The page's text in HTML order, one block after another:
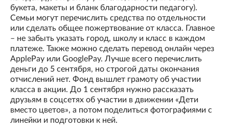
букета, макеты и бланк благодарности педагогу).
Семьи могут перечислить средства по отдельности
или сделать общее пожертвование от класса. Главное
– не забыть указать город, школу и класс в каждом
платеже. Также можно сделать перевод онлайн через
ApplePay или GooglePay. Лучше всего перечислить
деньги до 5 сентября, но строгой даты окончания
отчислений нет. Фонд вышлет грамоту об участии
класса в акции. До 1 сентября нужно рассказать
друзьям в соцсетях об участии в движении «Дети
вместо цветов», а потом поделиться фотографиями с
линейки и подготовки к ней.